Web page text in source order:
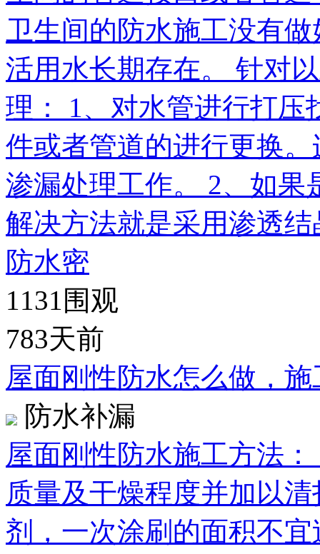
卫生间的防水施工没有
活用水长期存在。 针对
理： 1、对水管进行打压
件或者管道的进行更换
渗漏处理工作。 2、如果
解决方法就是采用渗透
防水密
1131 围观
783天前
屋面刚性防水怎么做，
防水补漏
屋面刚性防水施工方法
质量及干燥程度并加以
剂，一次涂刷的面积不